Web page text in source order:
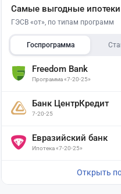
Самые выгодные ипотеки
ГЭСВ «от», по типам программ
Госпрограмма
Freedom Bank
Программа «7-20-25»
Банк ЦентрКредит
7-20-25
Евразийский банк
Ипотека «7-20-25»
Открыть